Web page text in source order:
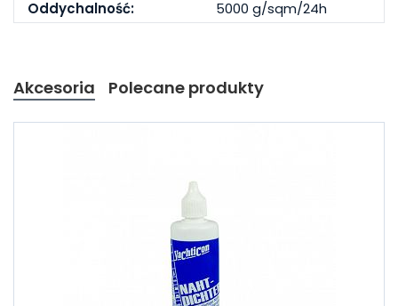
Oddychalność:
5000 g/sqm/24h
Akcesoria Polecane produkty